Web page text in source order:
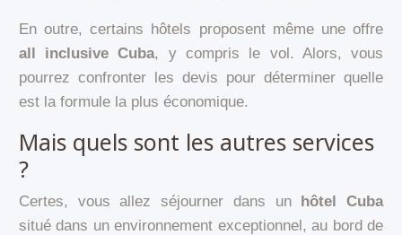
En outre, certains hôtels proposent même une offre
all inclusive Cuba, y compris le vol. Alors, vous
pourrez confronter les devis pour déterminer quelle
est la formule la plus économique.
Mais quels sont les autres services
?
Certes, vous allez séjourner dans un hôtel Cuba
situé dans un environnement exceptionnel, au bord de